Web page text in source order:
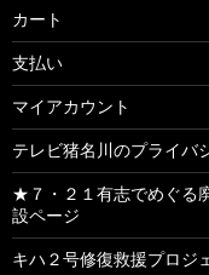
カート
支払い
マイアカウント
テレビ猪名川のプライバ
★７・２１有志でめぐ
設ページ
キハ２号修復救援プロジ